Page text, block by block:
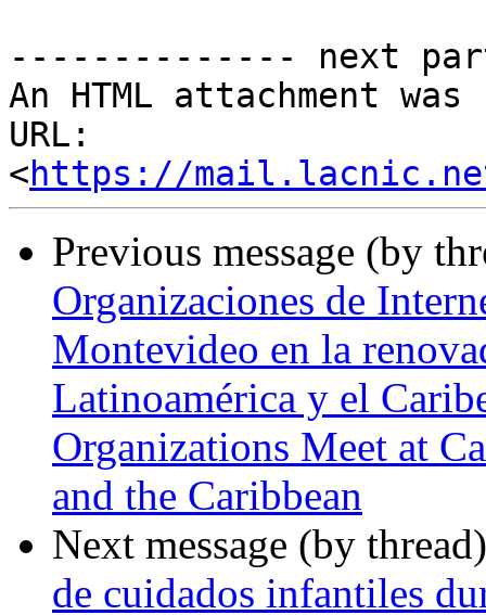
-------------- next
An HTML attachment
URL:
<https://mail.lacnic.net/
Previous message (by
Organizaciones de
Montevideo en la
Latinoamérica y el
Organizations Meet at
and the Caribbean
Next message (by
de cuidados infantiles